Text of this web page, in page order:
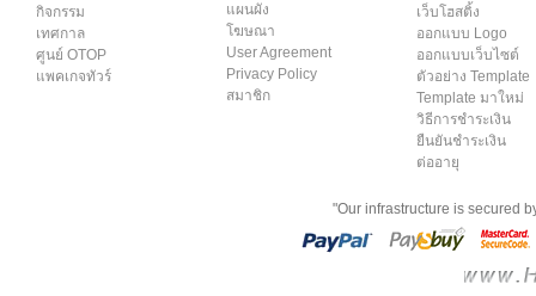
กิจกรรม
เทศกาล
ศูนย์ OTOP
แพคเกจทัวร์
แผนผัง
โฆษณา
User Agreement
Privacy Policy
สมาชิก
เว็บโฮสติ้ง
ออกแบบ Logo
ออกแบบเว็บไซต์
ตัวอย่าง Template
Template มาใหม่
วิธีการชำระเงิน
ยืนยันชำระเงิน
ต่ออายุ
"Our infrastructure is secured